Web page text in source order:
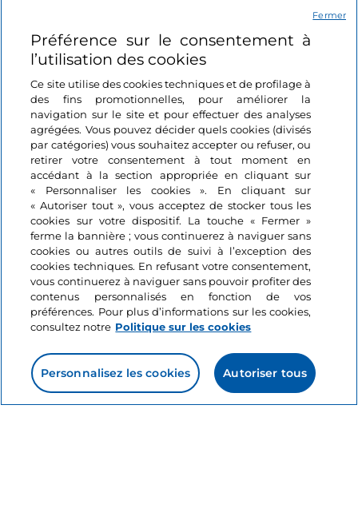
Art et culture
J’aime
Tiziano Vecellio et Lorenzo
Lotto exposés à la
Pinacothèque d'Ancône
Marches, Ancône
Pergolesi Spontini
2026 : musique,
spectacle au cœur
Marches
Marches, Jesi
Informations sur le site
Préférence sur le consentement à
l’utilisation des cookies
Ce site utilise des cookies techniques et de profilage à
des fins promotionnelles, pour améliorer la
navigation sur le site et pour effectuer des analyses
agrégées. Vous pouvez décider quels cookies (divisés
par catégories) vous souhaitez accepter ou refuser, ou
retirer votre consentement à tout moment en
accédant à la section appropriée en cliquant sur
« Personnaliser les cookies ». En cliquant sur
« Autoriser tout », vous acceptez de stocker tous les
cookies sur votre dispositif. La touche « Fermer »
ferme la bannière ; vous continuerez à naviguer sans
cookies ou autres outils de suivi à l’exception des
cookies techniques. En refusant votre consentement,
vous continuerez à naviguer sans pouvoir profiter des
contenus personnalisés en fonction de vos
préférences. Pour plus d’informations sur les cookies,
consultez notre Politique sur les cookies
Personnalisez les cookies Autoriser tous
Fermer